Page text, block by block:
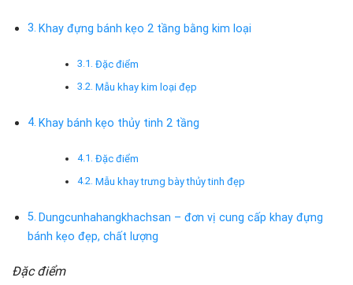
Khay đựng bánh kẹo 2 tầng bằng kim loại
Đặc điểm
Mẫu khay kim loại đẹp
Khay bánh kẹo thủy tinh 2 tầng
Đặc điểm
Mẫu khay trưng bày thủy tinh đẹp
Dungcunhahangkhachsan – đơn vị cung cấp khay đựng
bánh kẹo đẹp, chất lượng
Đặc điểm